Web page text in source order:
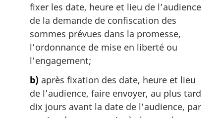
fixer les date, heure et lieu de l’audience
de la demande de confiscation des
sommes prévues dans la promesse,
l’ordonnance de mise en liberté ou
l’engagement;
b) après fixation des date, heure et lieu
de l’audience, faire envoyer, au plus tard
dix jours avant la date de l’audience, par